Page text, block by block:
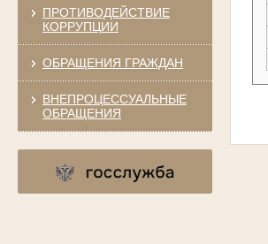
ПРОТИВОДЕЙСТВИЕ
КОРРУПЦИИ
ОБРАЩЕНИЯ ГРАЖДАН
ВНЕПРОЦЕССУАЛЬНЫЕ
ОБРАЩЕНИЯ